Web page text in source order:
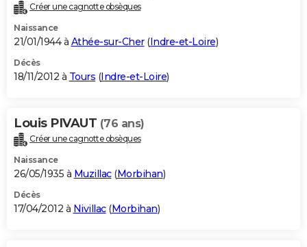
Créer une cagnotte obsèques
Naissance
21/01/1944 à Athée-sur-Cher(Indre-et-Loire)
Décès
18/11/2012 à Tours (Indre-et-Loire)
Louis PIVAUT (76 ans)
Créer une cagnotte obsèques
Naissance
26/05/1935 à Muzillac(Morbihan)
Décès
17/04/2012 à Nivillac(Morbihan)